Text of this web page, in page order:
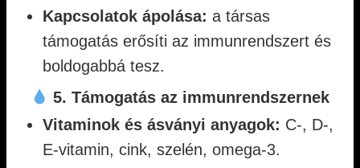
Kapcsolatok ápolása: a társas
támogatás erősíti az immunrendszert és
boldogabbá tesz.
5. Támogatás az immunrendszernek
Vitaminok és ásványi anyagok: C-, D-,
E-vitamin, cink, szelén, omega-3.